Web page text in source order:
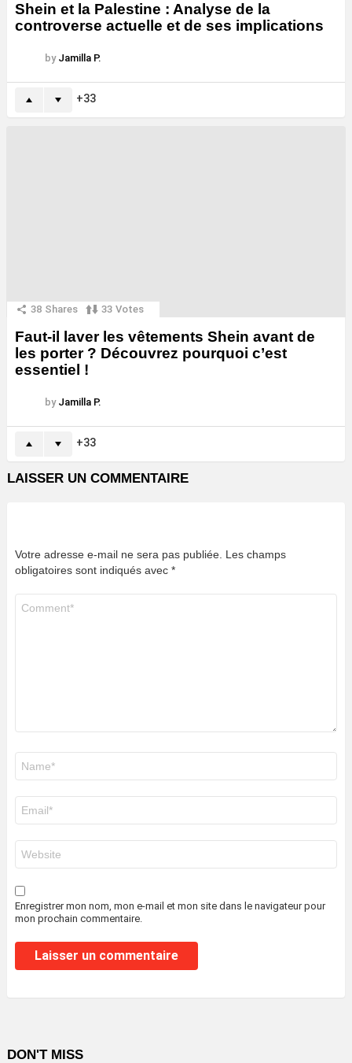
Shein et la Palestine : Analyse de la
controverse actuelle et de ses implications
by Jamilla P.
33
38 Shares 33 Votes
Faut-il laver les vêtements Shein avant de
les porter ? Découvrez pourquoi c’est
essentiel !
by Jamilla P.
33
LAISSER UN COMMENTAIRE
Votre adresse e-mail ne sera pas publiée. Les champs
obligatoires sont indiqués avec *
mail
*
web
Enregistrer mon nom, mon e-mail et mon site dans le navigateur pour
mon prochain commentaire.
DON'T MISS